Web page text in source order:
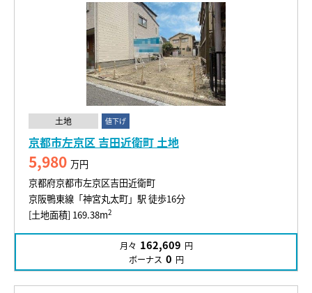
土地 値下げ
京都市左京区 吉田近衛町 土地
5,980 万円
京都府京都市左京区吉田近衛町
京阪鴨東線「神宮丸太町」駅 徒歩16分
[土地面積] 169.38m2
月々 162,609 円
ボーナス 0 円